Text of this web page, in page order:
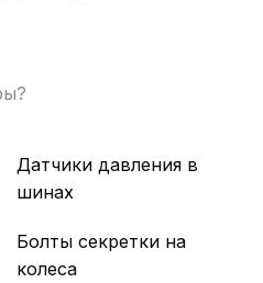
Датчики давления в
шинах
Болты секретки на
колеса